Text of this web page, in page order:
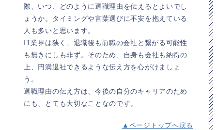
際、いつ、どのように退職理由を伝えるとよいでし
ょうか。タイミングや言葉選びに不安を抱えている
人も多いと思います。
IT業界は狭く、退職後も前職の会社と繋がる可能性
も無きにしも非ず。そのため、自身も会社も納得の
上、円満退社できるような伝え方を心がけましょ
う。
退職理由の伝え方は、今後の自分のキャリアのため
にも、とても大切なことなのです。
▲ページトップへ戻る